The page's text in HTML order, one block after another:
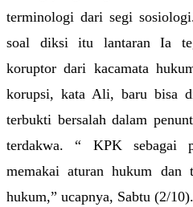
terminologi dari segi
soal diksi itu lantaran Ia
koruptor dari kacamata
korupsi, kata Ali, baru bisa
terbukti bersalah dalam
terdakwa. “ KPK sebagai
memakai aturan hukum dan
hukum,” ucapnya, Sabtu (2/10).